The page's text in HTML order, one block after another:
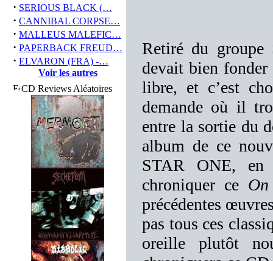
· SERIOUS BLACK (…
· CANNIBAL CORPSE…
· MALLEUS MALEFIC…
· PAPERBACK FREUD…
· ELVARON (FRA) -…
Voir les autres
CD Reviews Aléatoires
Retiré du groupe
devait bien
libre, et c’est
demande où il
entre la sortie du
album de ce
STAR ONE,
chroniquer ce
précédentes
pas tous ces
oreille plutôt